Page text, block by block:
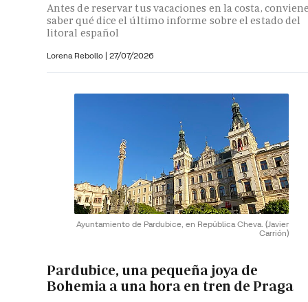
Antes de reservar tus vacaciones en la costa,
saber qué dice el último informe sobre el estado del
litoral español
Lorena Rebollo | 27/07/2026
Ayuntamiento de Pardubice, en República Cheva. (Javier
Carrión)
Pardubice, una pequeña joya de
Bohemia a una hora en tren de Praga